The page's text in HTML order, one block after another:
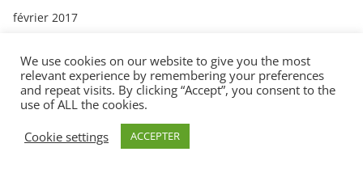
février 2017
novembre 2016
octobre 2016
We use cookies on our website to give you the most
relevant experience by remembering your preferences
and repeat visits. By clicking “Accept”, you consent to the
use of ALL the cookies.
Cookie settings
ACCEPTER